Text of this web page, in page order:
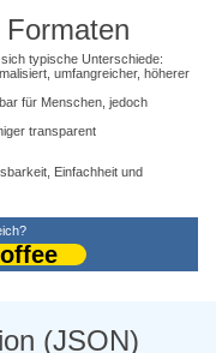
typische Unterschiede:
umfangreicher, höherer
für Menschen, jedoch
transparent
Einfachheit und
(JSON)